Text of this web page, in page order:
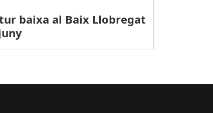
(FUTBOL, SEGONA B): El Cornellà perd en el temps afegit
baixa al Baix Llobregat